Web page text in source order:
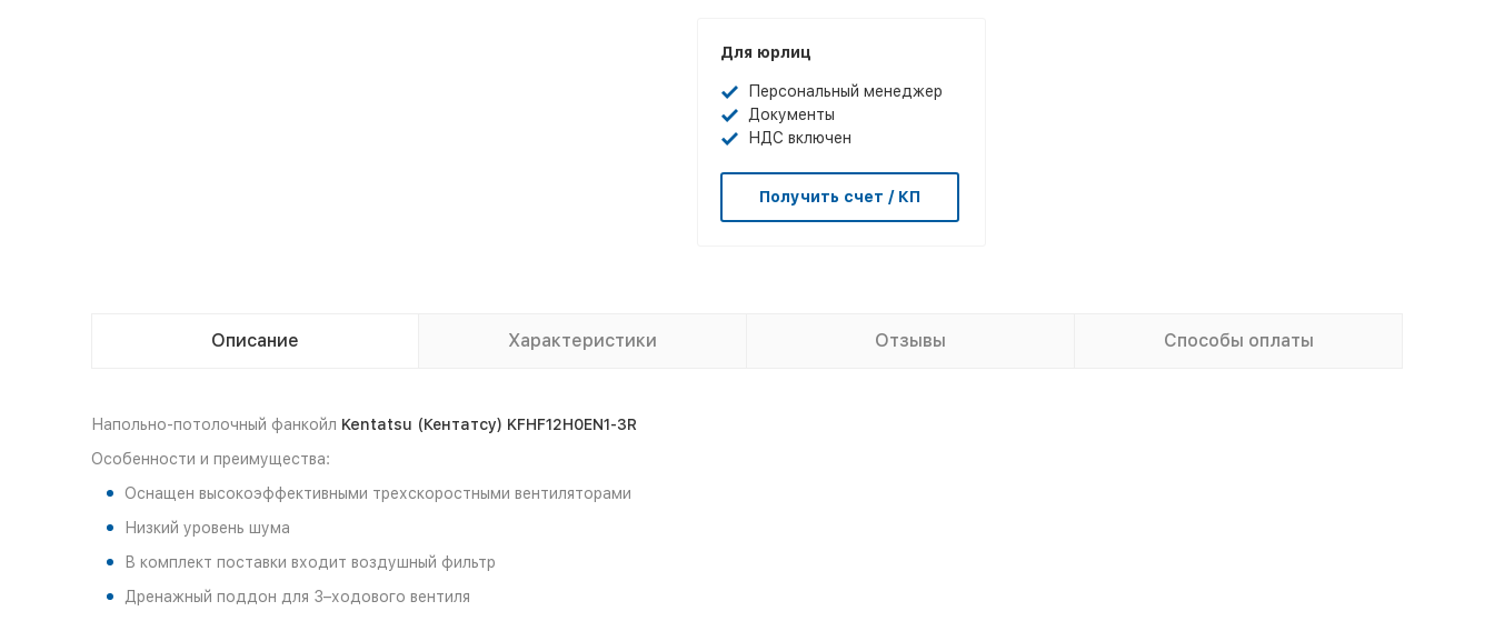
Для юрлиц
Персональный менеджер
Документы
НДС включен
Получить счет / КП
Описание Характеристики Отзывы Способы оплаты
Напольно-потолочный фанкойл Kentatsu (Кентатсу) KFHF12H0EN1-3R
Особенности и преимущества:
Оснащен высокоэффективными трехскоростными вентиляторами
Низкий уровень шума
В комплект поставки входит воздушный фильтр
Дренажный поддон для 3–ходового вентиля